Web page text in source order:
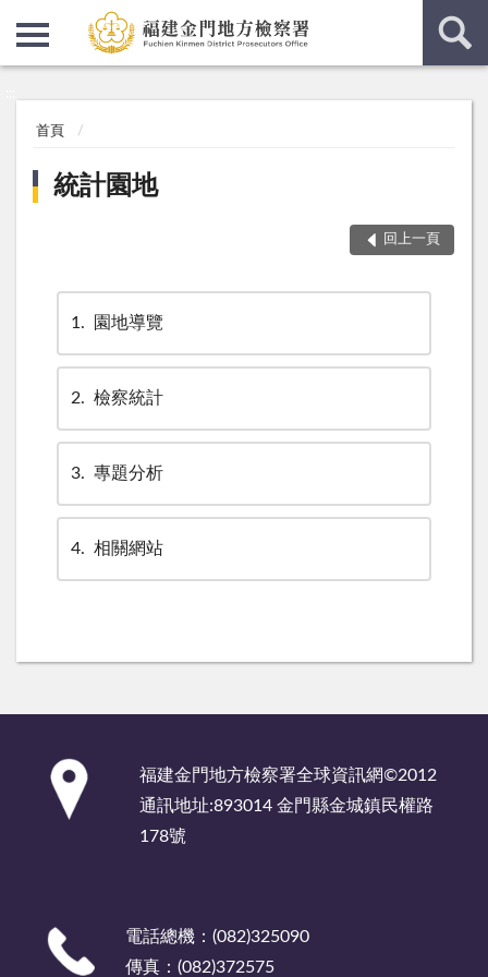
首頁
統計園地
回上一頁
1 園地導覽
2 檢察統計
3 專題分析
4 相關網站
福建金門地方檢察署全球資訊網©2012
通訊地址:893014 金門縣金城鎮民權路
178號
電話總機：(082)325090
傳真：(082)372575